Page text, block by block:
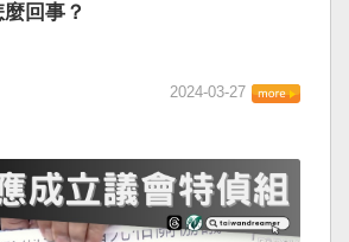
回事？
2024-03-27